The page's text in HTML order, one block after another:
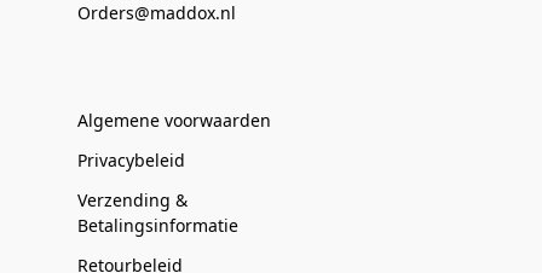
Orders@maddox.nl
Algemene voorwaarden
Privacybeleid
Verzending &
Betalingsinformatie
Retourbeleid